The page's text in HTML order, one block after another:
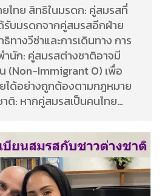
ไทย สิทธิในมรดก: คู่สมรสที่
รับมรดกจากคู่สมรสอีกฝ่าย
ทางวีซ่าและการเดินทาง การ
ำนัก: คู่สมรสต่างชาติอาจมี
(Non-Immigrant O) เพื่อ
ยได้อย่างถูกต้องตามกฎหมาย
ติ: หากคู่สมรสเป็นคนไทย…